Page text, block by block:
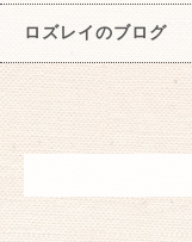
ロズレイのブログ